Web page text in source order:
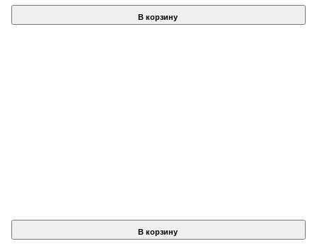
В корзину
В корзину